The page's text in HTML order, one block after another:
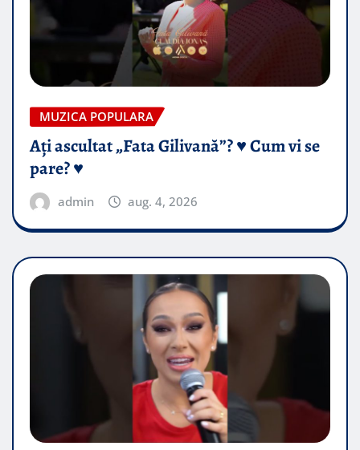
MUZICA POPULARA
Ați ascultat „Fata Gilivană”? ♥️ Cum vi se
pare? ♥️
admin aug. 4, 2026